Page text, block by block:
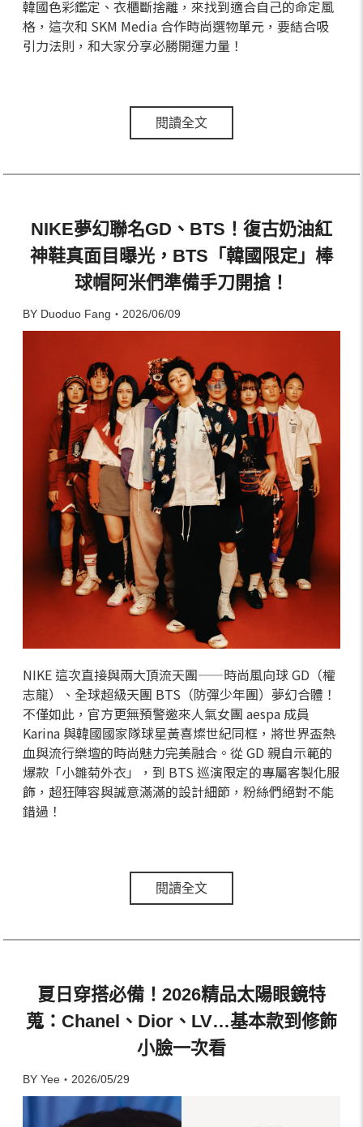
韓國色彩鑑定、衣櫃斷捨離，來找到適合自己的命定風
格，這次和 SKM Media 合作時尚選物單元，要結合吸
引力法則，和大家分享必勝開運力量！
閱讀全文
NIKE夢幻聯名GD、BTS！復古奶油紅
神鞋真面目曝光，BTS「韓國限定」棒
球帽阿米們準備手刀開搶！
BY Duoduo Fang・2026/06/09
NIKE 這次直接與兩大頂流天團——時尚風向球 GD（權
志龍）、全球超級天團 BTS（防彈少年團）夢幻合體！
不僅如此，官方更無預警邀來人氣女團 aespa 成員
Karina 與韓國國家隊球星黃喜燦世紀同框，將世界盃熱
血與流行樂壇的時尚魅力完美融合。從 GD 親自示範的
爆款「小雛菊外衣」，到 BTS 巡演限定的專屬客製化服
飾，超狂陣容與誠意滿滿的設計細節，粉絲們絕對不能
錯過！
閱讀全文
夏日穿搭必備！2026精品太陽眼鏡特
蒐：Chanel、Dior、LV…基本款到修飾
小臉一次看
BY Yee・2026/05/29